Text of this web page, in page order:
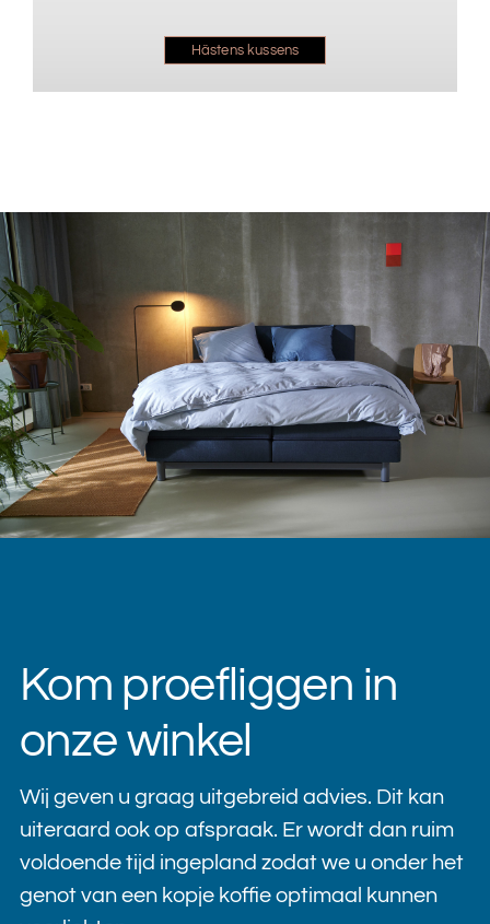
Hästens kussens
Kom proefliggen in
onze winkel
Wij geven u graag uitgebreid advies. Dit kan
uiteraard ook op afspraak. Er wordt dan ruim
voldoende tijd ingepland zodat we u onder het
genot van een kopje koffie optimaal kunnen